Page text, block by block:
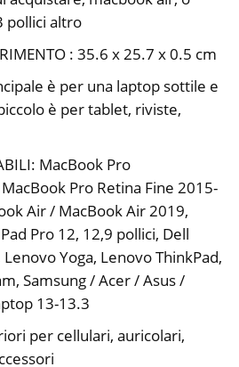
pollici altro
: 35.6 x 25.7 x 0.5 cm
è per una laptop sottile e
è per tablet, riviste,
MacBook Pro
Pro Retina Fine 2015-
Air / MacBook Air 2019,
Pro 12, 12,9 pollici, Dell
Lenovo Yoga, Lenovo ThinkPad,
Samsung / Acer / Asus /
13-13.3
per cellulari, auricolari,